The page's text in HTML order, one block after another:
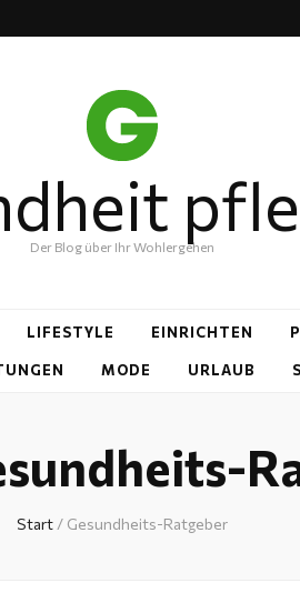
Der Blog über Ihr Wohlergehen
LIFESTYLE EINRICHTEN
MODE URLAUB
Start / Gesundheits-Ratgeber